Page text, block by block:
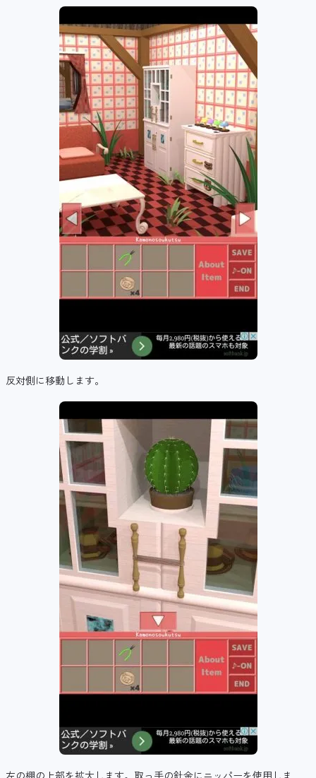
反対側に移動します。
左の棚の上部を拡大します。取っ手の針金にニッパーを使用しま